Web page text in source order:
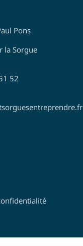
Pons
la Sorgue
52